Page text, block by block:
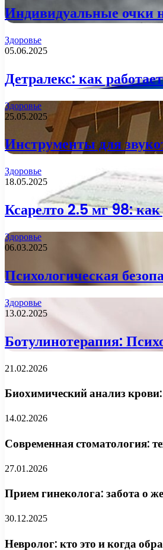
Индивидуальные очки
Здоровье
05.06.2025
Детралекс: как
Здоровье
25.05.2025
Инструменты для
Здоровье
18.05.2025
Ксарелто 2.5 мг 98: как
Здоровье
06.03.2025
Психологическая
Здоровье
13.02.2025
Ботулинотерапия:
21.02.2026
Биохимический анализ крови:
14.02.2026
Современная стоматология:
27.01.2026
Прием гинеколога: забота о
30.12.2025
Невролог: кто это и когда